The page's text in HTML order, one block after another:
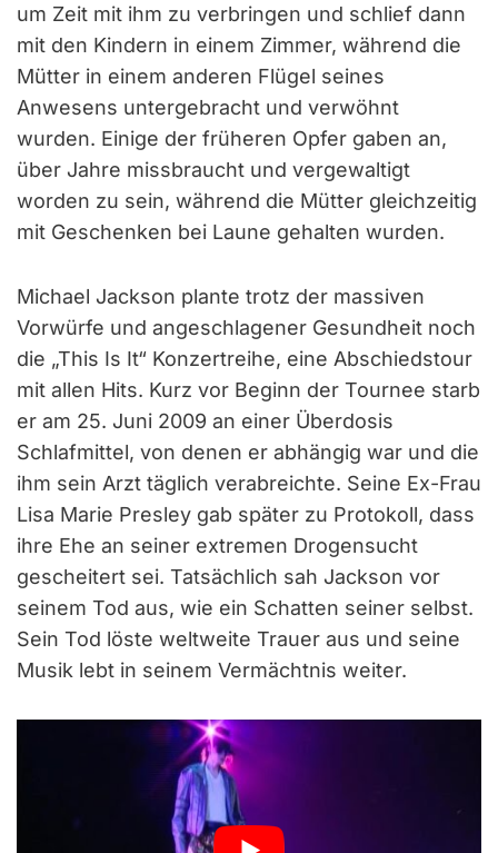
um Zeit mit ihm zu verbringen und schlief dann
mit den Kindern in einem Zimmer, während die
Mütter in einem anderen Flügel seines
Anwesens untergebracht und verwöhnt
wurden. Einige der früheren Opfer gaben an,
über Jahre missbraucht und vergewaltigt
worden zu sein, während die Mütter gleichzeitig
mit Geschenken bei Laune gehalten wurden.
Michael Jackson plante trotz der massiven
Vorwürfe und angeschlagener Gesundheit noch
die „This Is It“ Konzertreihe, eine Abschiedstour
mit allen Hits. Kurz vor Beginn der Tournee starb
er am 25. Juni 2009 an einer Überdosis
Schlafmittel, von denen er abhängig war und die
ihm sein Arzt täglich verabreichte. Seine Ex-Frau
Lisa Marie Presley gab später zu Protokoll, dass
ihre Ehe an seiner extremen Drogensucht
gescheitert sei. Tatsächlich sah Jackson vor
seinem Tod aus, wie ein Schatten seiner selbst.
Sein Tod löste weltweite Trauer aus und seine
Musik lebt in seinem Vermächtnis weiter.